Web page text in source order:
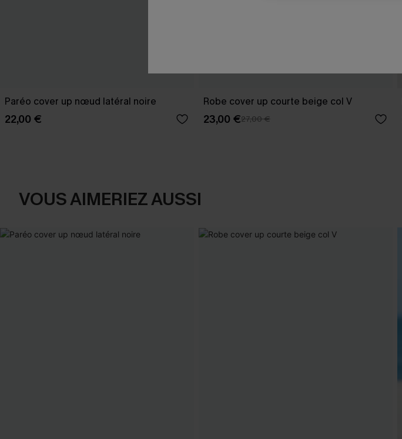
Paréo cover up nœud latéral noire
22,00 €
Robe cover up courte beige col V
23,00 €27,00 €
VOUS AIMERIEZ AUSSI